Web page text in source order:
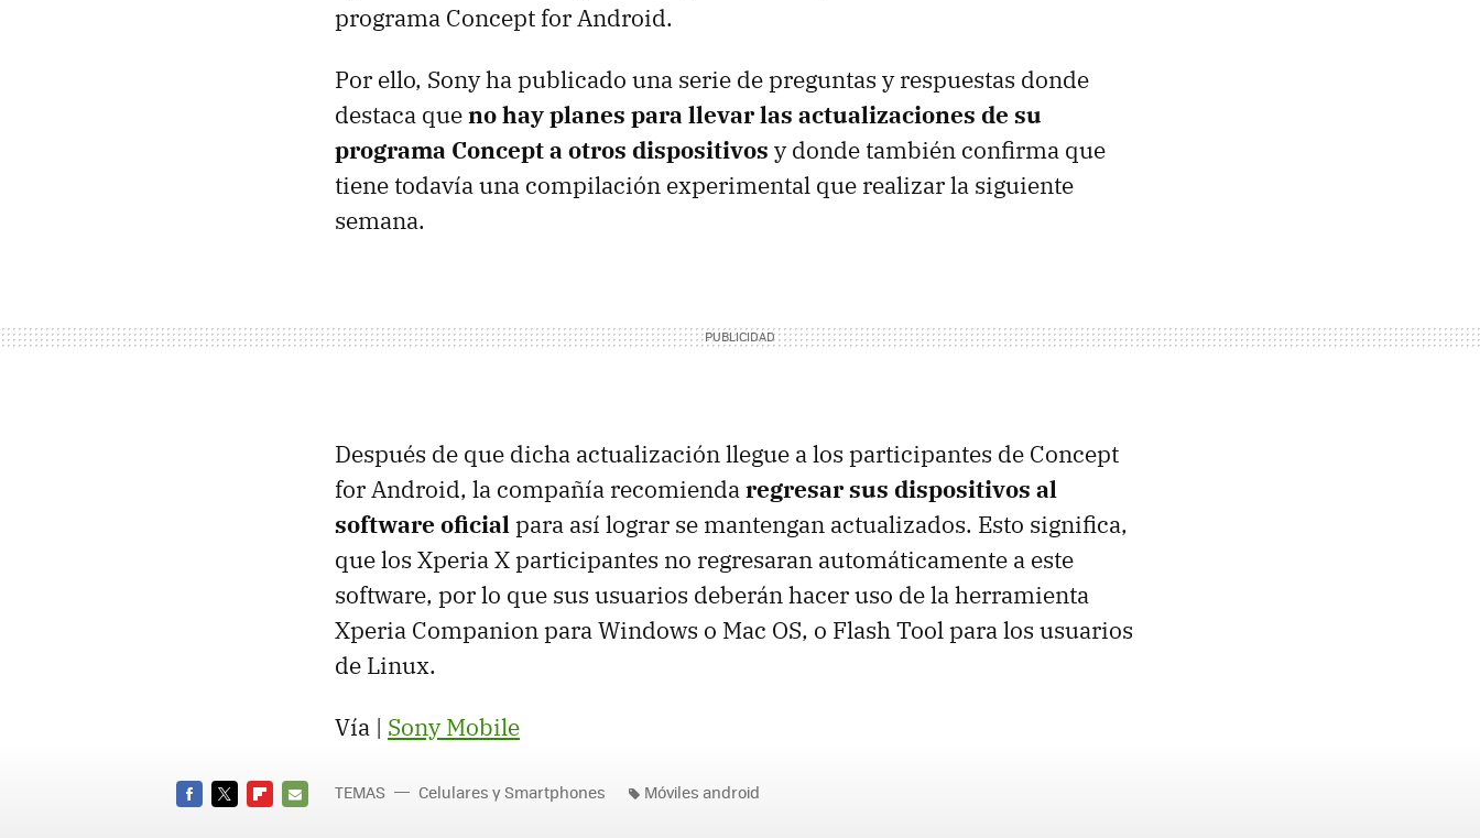
programa Concept for Android.
Por ello, Sony ha publicado una serie de preguntas y respuestas donde
destaca queno hay planes para llevar las actualizaciones de su
programa Concept a otros dispositivos y donde también confirma que
tiene todavía una compilación experimental que realizar la siguiente
semana.
Después de que dicha actualización llegue a los participantes de Concept
for Android, la compañía recomiendaregresar sus dispositivos al
software oficialpara así lograr se mantengan actualizados. Esto significa,
que los Xperia X participantes no regresaran automáticamente a este
software, por lo que sus usuarios deberán hacer uso de la herramienta
Xperia Companion para Windows o Mac OS, o Flash Tool para los usuarios
de Linux.
Vía | Sony Mobile
TEMAS Celulares y Smartphones Móviles android